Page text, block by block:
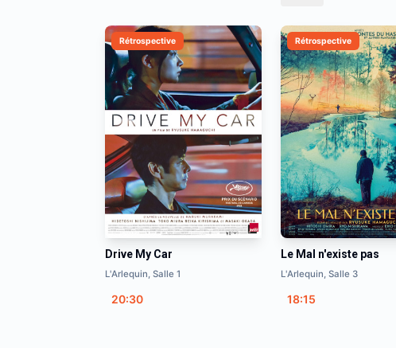
Rétrospective
Drive My Car
L'Arlequin, Salle 1
20:30
Rétrospective
Le Mal n'existe pas
L'Arlequin, Salle 3
18:15